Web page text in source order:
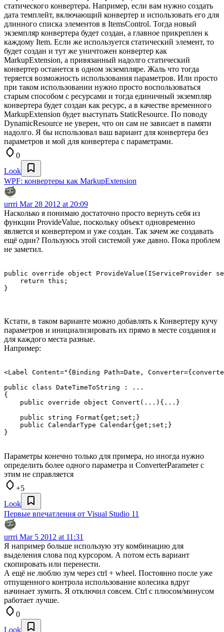
статического конвертера. Например, если вам нужно создать
дата темплейт, включающий конвертер и использовать его для
длинного списка элементов в ItemsControl. Тогда новый
экземпляр конвертера будет создан, а главное прикреплен к
каждому Item. Если же используется статический элемент, то
будет создан и тут же уничтожен конвертер как
MarkupExtension, а привязанный надолго статический
конвертер останется в одном экземпляре. Жаль что тогда
теряется возможность использования параметров. Или просто
при таком использовании нужно просто воспользоваться
старым способом с ресурсами и тогда единичный экземпляр
конвертера будет создан как ресурс, а в качестве временного
MarkupExtension будет выступать StaticResource. По поводу
DynamicResource не уверен, что он сам не зависает в памяти
надолго. Я бы использовал ваш вариант для конвертера без
параметров и мой для конвертера с параметрами.
0
Look
WPF: конвертеры как MarkupExtension
urrri Mar 28 2012 at 20:09
Насколько я понимаю достаточно просто вернуть себя из
функции ProvideValue, поскольку объект одновременно
является и конвертером и уже создан. Так зачем же создавать
ещё один? Пользуюсь этой системой уже давно. Пока проблем
не заметил.
public override object ProvideValue(IServiceProvider
    return this;
}
Кстати, в таком варианте можно добавлять к Конвертеру кучу
параметров и инициализировать их прямо в месте создания и
для каждого места разные.
Например:
<Label Content="{Binding Path=Date,
public class DateTimeToString : ...
{
    public override object Convert(...){...}
    public string Format{get;set;}
    public CalendarType Calendar{get;set;}
Параметры конечно только для примера, но иногда нужно
определить более одного параметра и ConverterParameter с
этим не справляется
+5
Look
Первые впечатления от Visual Studio 11
urrri Mar 5 2012 at 11:31
Я например больше использую эту комбинацию для
выделения слова под курсором. А потом есть вариант
скопировать или перенести.
А ещё не люблю зум через ctrl + wheel. Постоянно после уже
отпущенного контрола использование колесика вдруг
начинает зумить. Я отключил совсем. Ctrl с плюсом/минусом
работает лучше.
0
Look